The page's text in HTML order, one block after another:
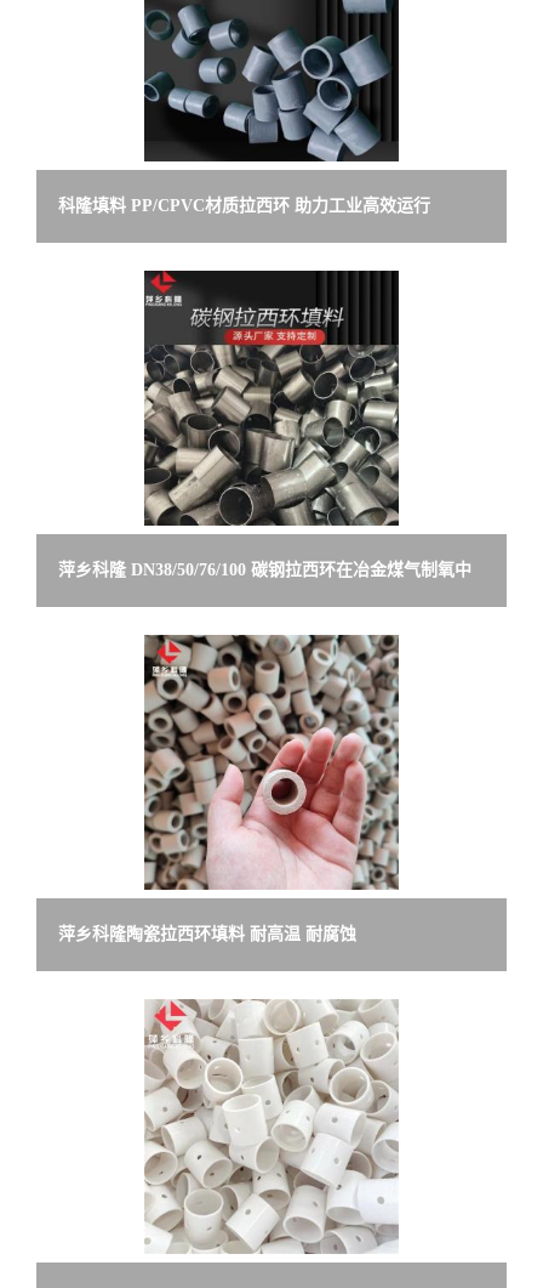
科隆填料 PP/CPVC材质拉西环 助力工业高效运行
DN25/38/50/76规格
萍乡科隆 DN38/50/76/100 碳钢拉西环在冶金煤气制氧中
的应用
萍乡科隆陶瓷拉西环填料 耐高温 耐腐蚀